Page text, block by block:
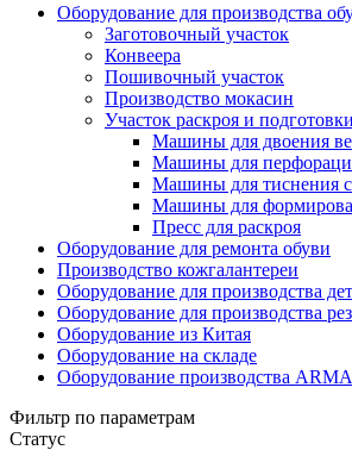
Оборудование для производства
Заготовочный участок
Конвеера
Пошивочный участок
Производство мокасин
Участок раскроя и
Машины для двоения
Машины для
Машины для тиснения
Машины для
Пресс для раскроя
Оборудование для ремонта обуви
Производство кожгалантереи
Оборудование для производства
Оборудование для производства
Оборудование из Китая
Оборудование на складе
Оборудование производства
Фильтр по параметрам
Статус